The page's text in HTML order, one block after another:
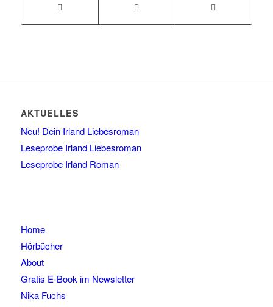
AKTUELLES
Neu! Dein Irland Liebesroman
Leseprobe Irland Liebesroman
Leseprobe Irland Roman
Home
Hörbücher
About
Gratis E-Book im Newsletter
Nika Fuchs